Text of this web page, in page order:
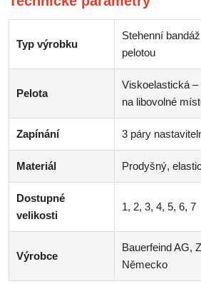
Typ výrobku
Stehenní
pelotou
Pelota
Viskoelastická
na libovolné
Zapínání 3 páry
Materiál Prodyšný,
Dostupné
velikosti
1, 2, 3, 4, 5, 6, 7
Výrobce
Bauerfeind AG,
Německo